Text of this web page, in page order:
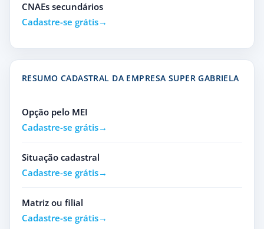
CNAEs secundários
Cadastre-se grátis
RESUMO CADASTRAL DA EMPRESA SUPER GABRIELA
Opção pelo MEI
Cadastre-se grátis
Situação cadastral
Cadastre-se grátis
Matriz ou filial
Cadastre-se grátis